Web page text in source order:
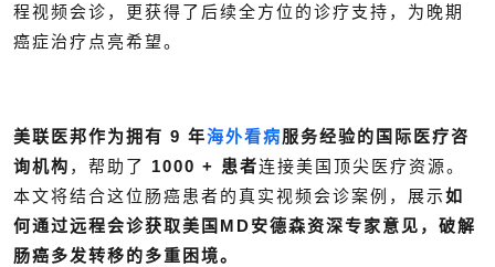
程视频会诊，更获得了后续全方位的诊疗支持，为晚期
癌症治疗点亮希望。
美联医邦作为拥有 9 年海外看病服务经验的国际医疗咨
询机构 ，帮助了 1000 + 患者连接美国顶尖医疗资源。
本文将结合这位肠癌患者的真实视频会诊案例，展示如
何通过远程会诊获取美国MD安德森资深专家意见，破解
肠癌多发转移的多重困境。